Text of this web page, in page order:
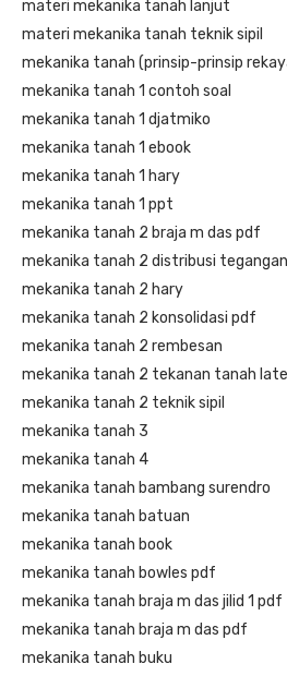
materi mekanika tanah lanjut
materi mekanika tanah teknik sipil
mekanika tanah (prinsip-prinsip
mekanika tanah 1 contoh soal
mekanika tanah 1 djatmiko
mekanika tanah 1 ebook
mekanika tanah 1 hary
mekanika tanah 1 ppt
mekanika tanah 2 braja m das pdf
mekanika tanah 2 distribusi tegangan
mekanika tanah 2 hary
mekanika tanah 2 konsolidasi pdf
mekanika tanah 2 rembesan
mekanika tanah 2 tekanan tanah
mekanika tanah 2 teknik sipil
mekanika tanah 3
mekanika tanah 4
mekanika tanah bambang surendro
mekanika tanah batuan
mekanika tanah book
mekanika tanah bowles pdf
mekanika tanah braja m das jilid 1 pdf
mekanika tanah braja m das pdf
mekanika tanah buku